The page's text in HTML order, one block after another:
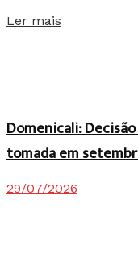
Ler mais
Domenicali:
tomada em
29/07/2026